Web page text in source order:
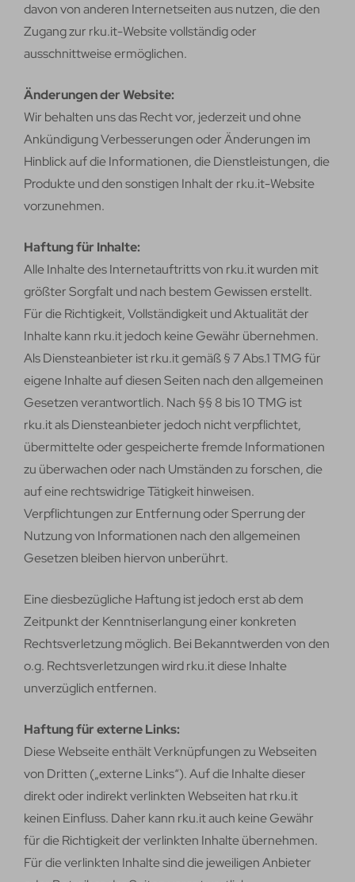
davon von anderen Internetseiten aus nutzen, die den
Zugang zur rku.it-Website vollständig oder
ausschnittweise ermöglichen.
Änderungen der Website:
Wir behalten uns das Recht vor, jederzeit und ohne
Ankündigung Verbesserungen oder Änderungen im
Hinblick auf die Informationen, die Dienstleistungen, die
Produkte und den sonstigen Inhalt der rku.it-Website
vorzunehmen.
Haftung für Inhalte:
Alle Inhalte des Internetauftritts von rku.it wurden mit
größter Sorgfalt und nach bestem Gewissen erstellt.
Für die Richtigkeit, Vollständigkeit und Aktualität der
Inhalte kann rku.it jedoch keine Gewähr übernehmen.
Als Diensteanbieter ist rku.it gemäß § 7 Abs.1 TMG für
eigene Inhalte auf diesen Seiten nach den allgemeinen
Gesetzen verantwortlich. Nach §§ 8 bis 10 TMG ist
rku.it als Diensteanbieter jedoch nicht verpflichtet,
übermittelte oder gespeicherte fremde Informationen
zu überwachen oder nach Umständen zu forschen, die
auf eine rechtswidrige Tätigkeit hinweisen.
Verpflichtungen zur Entfernung oder Sperrung der
Nutzung von Informationen nach den allgemeinen
Gesetzen bleiben hiervon unberührt.
Eine diesbezügliche Haftung ist jedoch erst ab dem
Zeitpunkt der Kenntniserlangung einer konkreten
Rechtsverletzung möglich. Bei Bekanntwerden von den
o.g. Rechtsverletzungen wird rku.it diese Inhalte
unverzüglich entfernen.
Haftung für externe Links:
Diese Webseite enthält Verknüpfungen zu Webseiten
von Dritten („externe Links“). Auf die Inhalte dieser
direkt oder indirekt verlinkten Webseiten hat rku.it
keinen Einfluss. Daher kann rku.it auch keine Gewähr
für die Richtigkeit der verlinkten Inhalte übernehmen.
Für die verlinkten Inhalte sind die jeweiligen Anbieter